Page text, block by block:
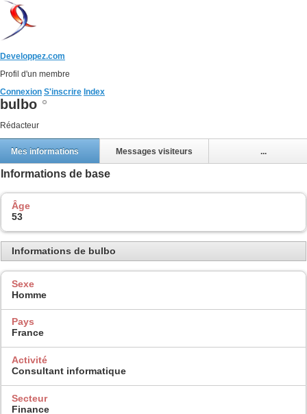
Developpez.com
Profil d'un membre
Connexion S'inscrire Index
bulbo
Rédacteur
Mes informations Messages visiteurs ...
Informations de base
Âge
53
Informations de bulbo
Sexe
Homme
Pays
France
Activité
Consultant informatique
Secteur
Finance